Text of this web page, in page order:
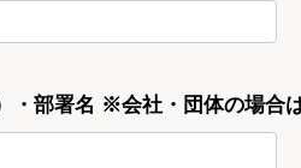
・部署名 ※会社・団体の場合は